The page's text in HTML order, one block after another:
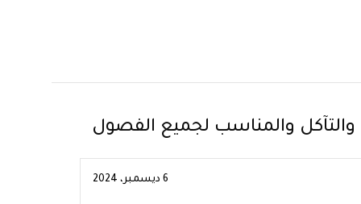
والمناسب لجميع الفصول
6 ديسمبر، 2024